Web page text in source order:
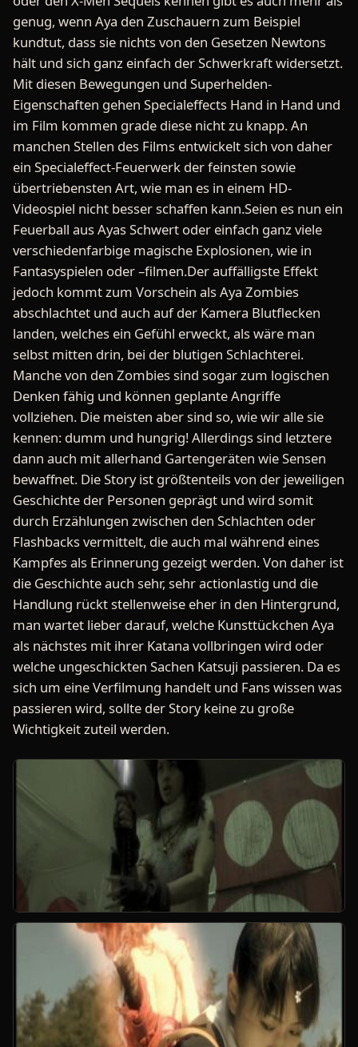
genug, wenn Aya den Zuschauern zum Beispiel
kundtut, dass sie nichts von den Gesetzen Newtons
hält und sich ganz einfach der Schwerkraft widersetzt.
Mit diesen Bewegungen und Superhelden-
Eigenschaften gehen Specialeffects Hand in Hand und
im Film kommen grade diese nicht zu knapp. An
manchen Stellen des Films entwickelt sich von daher
ein Specialeffect-Feuerwerk der feinsten sowie
übertriebensten Art, wie man es in einem HD-
Videospiel nicht besser schaffen kann.Seien es nun ein
Feuerball aus Ayas Schwert oder einfach ganz viele
verschiedenfarbige magische Explosionen, wie in
Fantasyspielen oder –filmen.Der auffälligste Effekt
jedoch kommt zum Vorschein als Aya Zombies
abschlachtet und auch auf der Kamera Blutflecken
landen, welches ein Gefühl erweckt, als wäre man
selbst mitten drin, bei der blutigen Schlachterei.
Manche von den Zombies sind sogar zum logischen
Denken fähig und können geplante Angriffe
vollziehen. Die meisten aber sind so, wie wir alle sie
kennen: dumm und hungrig! Allerdings sind letztere
dann auch mit allerhand Gartengeräten wie Sensen
bewaffnet. Die Story ist größtenteils von der jeweiligen
Geschichte der Personen geprägt und wird somit
durch Erzählungen zwischen den Schlachten oder
Flashbacks vermittelt, die auch mal während eines
Kampfes als Erinnerung gezeigt werden. Von daher ist
die Geschichte auch sehr, sehr actionlastig und die
Handlung rückt stellenweise eher in den Hintergrund,
man wartet lieber darauf, welche Kunsttückchen Aya
als nächstes mit ihrer Katana vollbringen wird oder
welche ungeschickten Sachen Katsuji passieren. Da es
sich um eine Verfilmung handelt und Fans wissen was
passieren wird, sollte der Story keine zu große
Wichtigkeit zuteil werden.